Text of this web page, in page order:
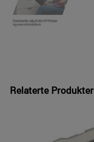
Relaterte Produkter